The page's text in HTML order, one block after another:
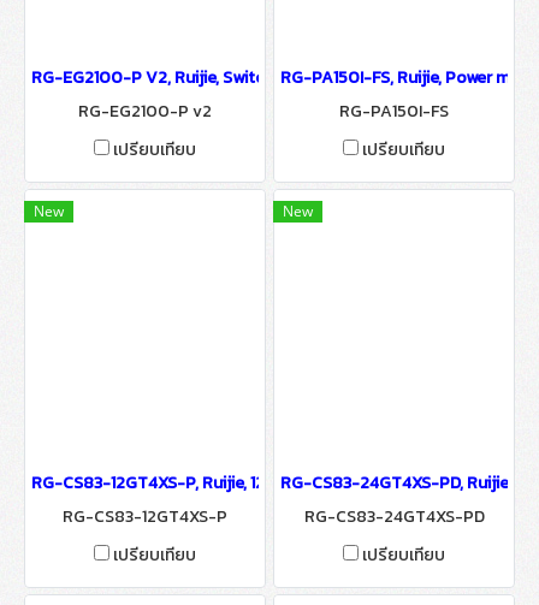
RG-EG2100-P V2, Ruijie, Switch , Smart Access Gateway 2 Wan
RG-EG2100-P v2
เปรียบเทียบ
RG-PA150I-FS, Ruijie, Power
RG-PA150I-FS
เปรียบเทียบ
New
RG-CS83-12GT4XS-P, Ruijie, 12-Port 1GE RJ45 Layer 3 Managed
RG-CS83-12GT4XS-P
เปรียบเทียบ
New
RG-CS83-24GT4XS-PD, Ruijie,
RG-CS83-24GT4XS-PD
เปรียบเทียบ